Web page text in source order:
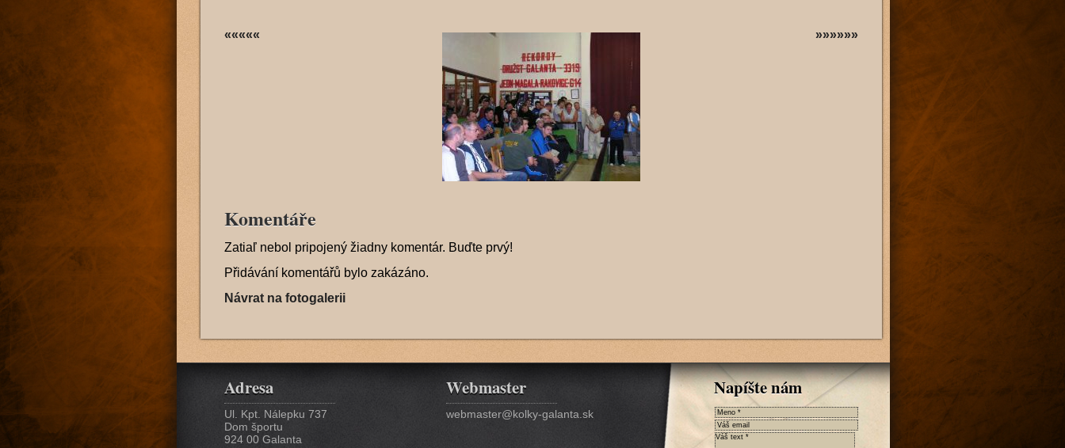
««««« »»»»»»
Komentáře
Zatiaľ nebol pripojený žiadny komentár. Buďte prvý!
Přidávání komentářů bylo zakázáno.
Návrat na fotogalerii
Adresa
Ul. Kpt. Nálepku 737
Dom športu
924 00 Galanta
Webmaster
webmaster@kolky-galanta.sk
Napíšte nám